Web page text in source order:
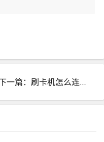
下一篇：刷卡机怎么连接电话线_刷卡机接线图